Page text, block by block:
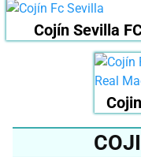
Cojín Sevilla